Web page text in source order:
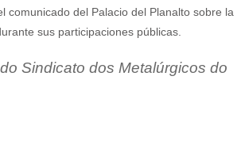
comunicado del Palacio del Planalto sobre la
sus participaciones públicas.
Sindicato dos Metalúrgicos do